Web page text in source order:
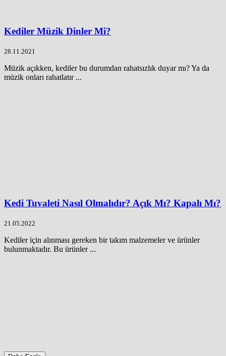
Kediler Müzik Dinler Mi?
28.11.2021
Müzik açıkken, kediler bu durumdan rahatsızlık duyar mı? Ya da
müzik onları rahatlatır ...
Kedi Tuvaleti Nasıl Olmalıdır? Açık Mı? Kapalı Mı?
21.05.2022
Kediler için alınması gereken bir takım malzemeler ve ürünler
bulunmaktadır. Bu ürünler ...